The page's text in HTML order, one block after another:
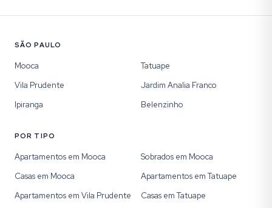
SÃO PAULO
Mooca
Tatuape
Vila Prudente
Jardim Analia Franco
Ipiranga
Belenzinho
POR TIPO
Apartamentos em Mooca
Sobrados em Mooca
Casas em Mooca
Apartamentos em Tatuape
Apartamentos em Vila Prudente
Casas em Tatuape